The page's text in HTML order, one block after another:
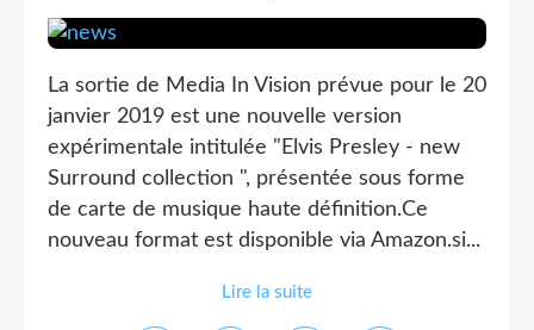
La sortie de Media In Vision prévue pour le 20
janvier 2019 est une nouvelle version
expérimentale intitulée "Elvis Presley - new
Surround collection ", présentée sous forme
de carte de musique haute définition.Ce
nouveau format est disponible via Amazon.si...
Lire la suite